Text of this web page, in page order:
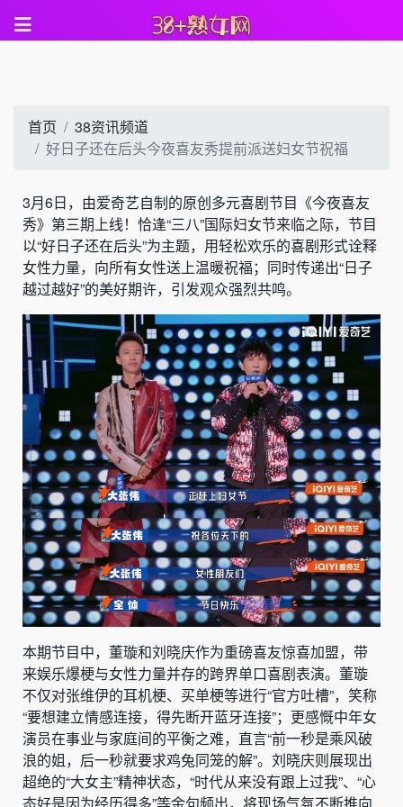
首页
38资讯频道
好日子还在后头今夜喜友秀提前派送妇女节祝福
3月6日，由爱奇艺自制的原创多元喜剧节目《今夜喜友
秀》第三期上线！恰逢“三八”国际妇女节来临之际，节目
以“好日子还在后头”为主题，用轻松欢乐的喜剧形式诠释
女性力量，向所有女性送上温暖祝福；同时传递出“日子
越过越好”的美好期许，引发观众强烈共鸣。
本期节目中，董璇和刘晓庆作为重磅喜友惊喜加盟，带
来娱乐爆梗与女性力量并存的跨界单口喜剧表演。董璇
不仅对张维伊的耳机梗、买单梗等进行“官方吐槽”，笑称
“要想建立情感连接，得先断开蓝牙连接”；更感慨中年女
演员在事业与家庭间的平衡之难，直言“前一秒是乘风破
浪的姐，后一秒就要求鸡兔同笼的解”。刘晓庆则展现出
超绝的“大女主”精神状态，“时代从来没有跟上过我”、“心